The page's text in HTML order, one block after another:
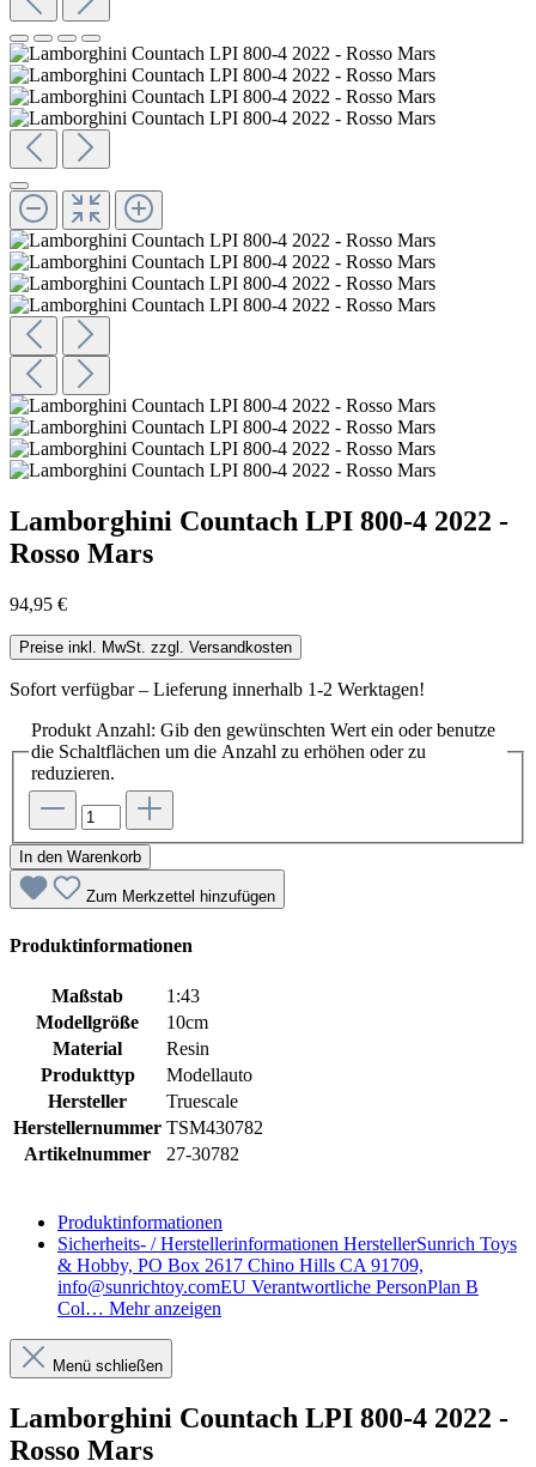
Lamborghini Countach LPI 800-4 2022 -
Rosso Mars
94,95 €
Preise inkl. MwSt. zzgl. Versandkosten
Sofort verfügbar – Lieferung innerhalb 1-2 Werktagen!
Produkt Anzahl: Gib den gewünschten Wert ein oder benutze
die Schaltflächen um die Anzahl zu erhöhen oder zu
reduzieren.
In den Warenkorb
Zum Merkzettel hinzufügen
Produktinformationen
Maßstab
1:43
Modellgröße
10cm
Material
Resin
Produkttyp
Modellauto
Hersteller
Truescale
Herstellernummer TSM430782
Artikelnummer
27-30782
Produktinformationen
Sicherheits- / Herstellerinformationen HerstellerSunrich Toys
& Hobby, PO Box 2617 Chino Hills CA 91709,
info@sunrichtoy.comEU Verantwortliche PersonPlan B
Col… Mehr anzeigen
Menü schließen
Lamborghini Countach LPI 800-4 2022 -
Rosso Mars